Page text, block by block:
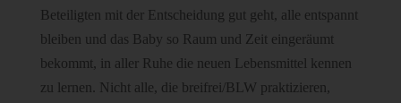
Beteiligten mit der Entscheidung gut geht, alle entspannt
bleiben und das Baby so Raum und Zeit eingeräumt
bekommt, in aller Ruhe die neuen Lebensmittel kennen
zu lernen. Nicht alle, die breifrei/BLW praktizieren,